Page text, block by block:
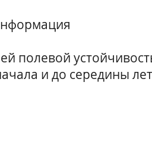
полевой
и до середины